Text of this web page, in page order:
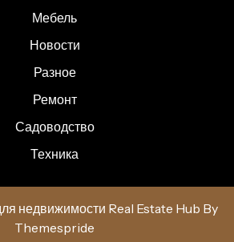
Мебель
Новости
Разное
Ремонт
Садоводство
Техника
недвижимости Real Estate Hub By
Themespride